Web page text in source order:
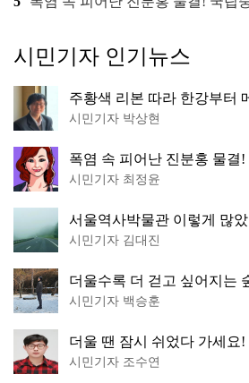
시민기자 인기뉴스
주황색 리본 따라 한강부터
지…서울둘레길 15코스
시민기자 박상현
폭염 속 피어난 진분홍 물결
나무 명소
시민기자 최정윤
서울역사박물관 이렇게 많
떠나는 역사 산책
시민기자 김대진
더울수록 더 걷고 싶어지는
산 코스'
시민기자 백승훈
더울 땐 잠시 쉬었다 가세요
소·무더위쉼터까지
시민기자 조수연